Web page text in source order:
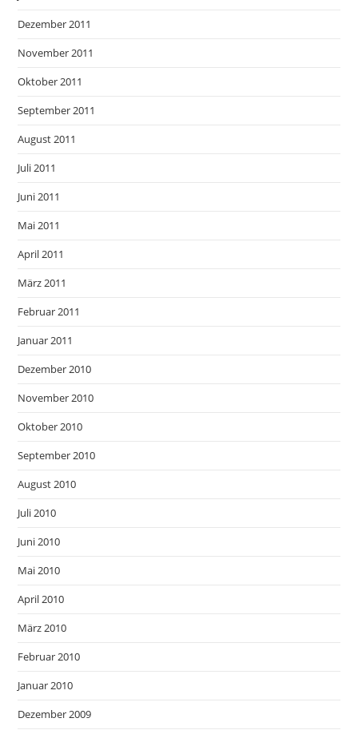
Dezember 2011
November 2011
Oktober 2011
September 2011
August 2011
Juli 2011
Juni 2011
Mai 2011
April 2011
März 2011
Februar 2011
Januar 2011
Dezember 2010
November 2010
Oktober 2010
September 2010
August 2010
Juli 2010
Juni 2010
Mai 2010
April 2010
März 2010
Februar 2010
Januar 2010
Dezember 2009